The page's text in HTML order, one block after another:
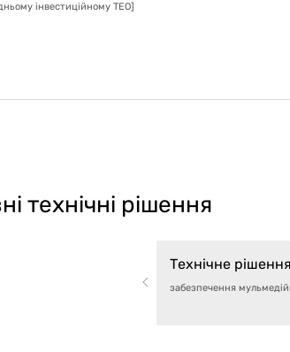
інвестиційному ТЕО]
технічні рішення
Технічне
забезпечення